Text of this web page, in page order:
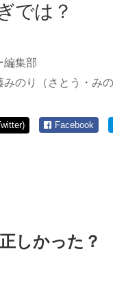
では？
編集部
みのり（さとう・みの
Facebook
しかった？